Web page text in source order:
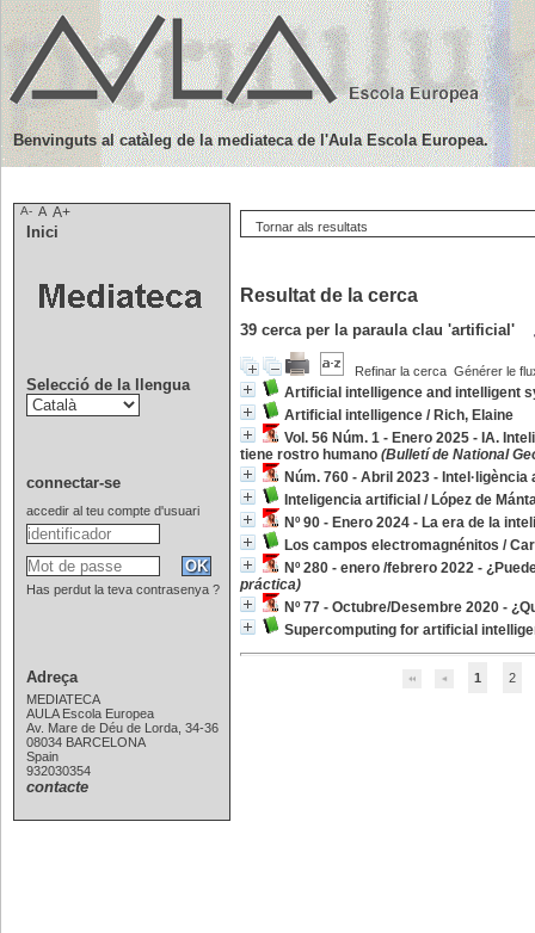
Tornar als resultats
Resultat de la cerca
39 cerca per la paraula clau 'artificial'
Refinar la cerca Générer le
Artificial intelligence and intelligent
Artificial intelligence / Rich, Elaine
Vol. 56 Núm. 1 - Enero 2025 - IA.
tiene rostro humano (Bulletí de National
Núm. 760 - Abril 2023 -
Inteligencia artificial / López de
Nº 90 - Enero 2024 - La era de la
Los campos electromagnénitos /
Nº 280 - enero /febrero 2022 -
práctica)
Nº 77 - Octubre/Desembre 2020 -
Supercomputing for artificial
1 2
Benvinguts al catàleg de la mediateca de l'Aula Escola Europea.
A- A A+
Inici
Selecció de la llengua
connectar-se
accedir al teu compte d'usuari
Has perdut la teva contrasenya ?
Adreça
MEDIATECA
AULA Escola Europea
Av. Mare de Déu de Lorda, 34-36
08034 BARCELONA
Spain
932030354
contacte